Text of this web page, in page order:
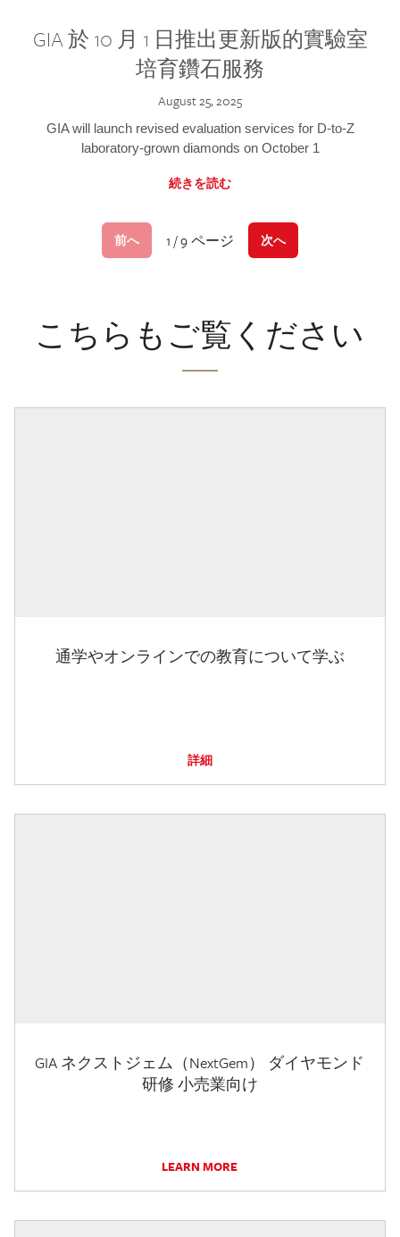
GIA 於 10 月 1 日推出更新版的實驗室
培育鑽石服務
August 25, 2025
GIA will launch revised evaluation services for D-to-Z
laboratory-grown diamonds on October 1
続きを読む
前へ 1 / 9 ページ 次へ
こちらもご覧ください
通学やオンラインでの教育について学ぶ
詳細
GIA ネクストジェム（NextGem） ダイヤモンド
研修 小売業向け
LEARN MORE